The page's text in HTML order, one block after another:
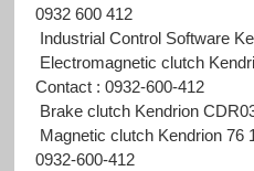
0932 600 412
Industrial Control Software
Electromagnetic clutch
Contact : 0932-600-412
Brake clutch Kendrion
Magnetic clutch Kendrion 76
0932-600-412